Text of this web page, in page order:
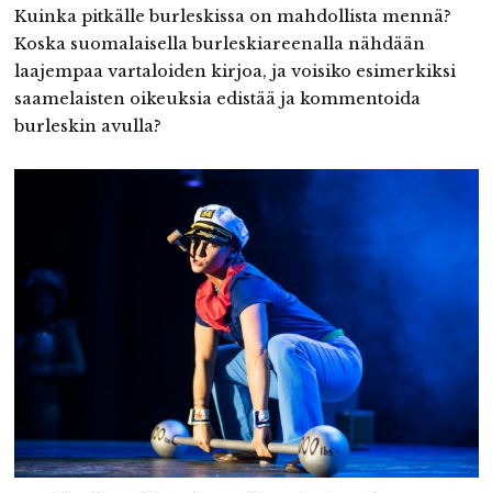
Kuinka pitkälle burleskissa on mahdollista mennä?
Koska suomalaisella burleskiareenalla nähdään
laajempaa vartaloiden kirjoa, ja voisiko esimerkiksi
saamelaisten oikeuksia edistää ja kommentoida
burleskin avulla?